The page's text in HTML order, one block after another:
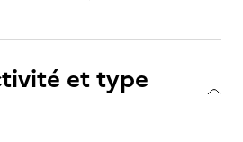
et type